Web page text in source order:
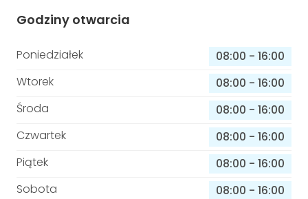
Godziny otwarcia
Poniedziałek 08:00 - 16:00
Wtorek
08:00 - 16:00
Środa
08:00 - 16:00
Czwartek
08:00 - 16:00
Piątek
08:00 - 16:00
Sobota
08:00 - 16:00